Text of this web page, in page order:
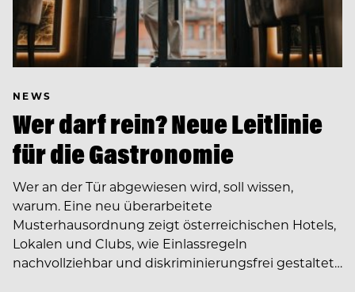
NEWS
Wer darf rein? Neue Leitlinie
für die Gastronomie
Wer an der Tür abgewiesen wird, soll wissen,
warum. Eine neu überarbeitete
Musterhausordnung zeigt österreichischen Hotels,
Lokalen und Clubs, wie Einlassregeln
nachvollziehbar und diskriminierungsfrei gestaltet…